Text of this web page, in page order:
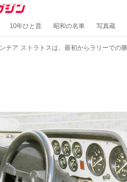
10年ひと昔 昭和の名車 写真蔵